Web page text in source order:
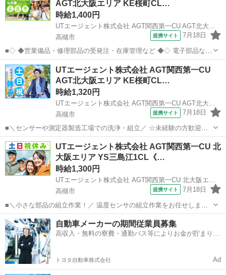
AGT北大阪エリア KE桜町CL…
時給1,400円
UTエージェント株式会社 AGT関西第一CU AGT北大阪エリア KE桜町CL＿事務《Jbtk1C》
高槻市
提携サイト 7月18日
■◇ ◆営業備品・修理部品の受発注・在庫管理など ◆◇ 電子部品など
のアフターサービスの会社で事務のお仕事 電話対応、受発注業務、在
庫管理、備品購入費、棚卸など 多岐にわたる業務をお任せします！ 事
務未経験でも大丈夫◎ ...
大阪 高槻市
UTエージェント株式会社 AGT関西第一CU
AGT北大阪エリア KE桜町CL…
時給1,320円
UTエージェント株式会社 AGT関西第一CU AGT北大阪エリア KE桜町CL 《JUAY1C》
高槻市
提携サイト 7月18日
■＼センサーや測定器製造工場での洗浄・組立／ ☆未経験の方歓迎☆
＜具体的には…＞ 1）部品の配膳 →製造に必要な部品を自分の机に持
っていく 2）洗浄 →部品の洗浄をする 3）組立 →手順書通りに組立を
行う 4）完成品の...
大阪 高槻市
UTエージェント株式会社 AGT関西第一CU 北
大阪エリア YS三島江1CL《…
時給1,300円
UTエージェント株式会社 AGT関西第一CU 北大阪エリア YS三島江1CL《JCAL1-PC》
高槻市
提携サイト 7月18日
■＼小さな部品の組立作業！／ 温度センサの組立作業をお任せしま
す！ 教育環境が整っているので未経験でも大丈夫♪ 工程を分けて作業
をするので 安心して作業に慣れることができます◎ ＜具体的には…＞
工程ごとの作業 ◆5...
大阪 高槻市 工場
自動車メーカーの期間従業員募集
高収入・無料の寮費・通勤バス等によりお金が貯まりや
トヨタ自動車株式会社 Ad